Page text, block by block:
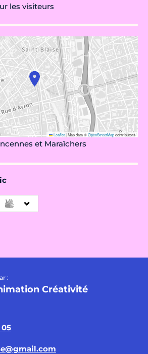
les visiteurs
Leaflet|Map data ©OpenStreetMapcontributors
et Maraîchers
:
Créativité